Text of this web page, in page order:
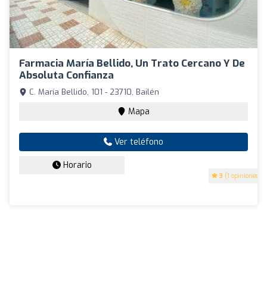
Farmacia María Bellido, Un Trato Cercano Y De
Absoluta Confianza
3 (1 opiniones)
C. María Bellido, 101 - 23710, Bailén
Mapa
Ver teléfono
Horario